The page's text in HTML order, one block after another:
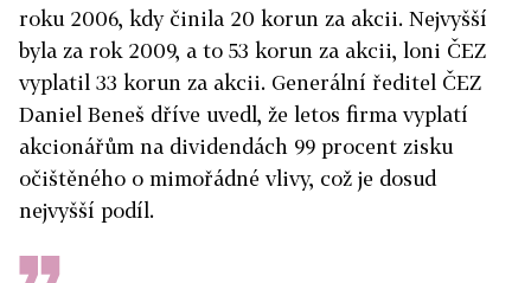
roku 2006, kdy činila 20 korun za akcii. Nejvyšší
byla za rok 2009, a to 53 korun za akcii, loni ČEZ
vyplatil 33 korun za akcii. Generální ředitel ČEZ
Daniel Beneš dříve uvedl, že letos firma vyplatí
akcionářům na dividendách 99 procent zisku
očištěného o mimořádné vlivy, což je dosud
nejvyšší podíl.